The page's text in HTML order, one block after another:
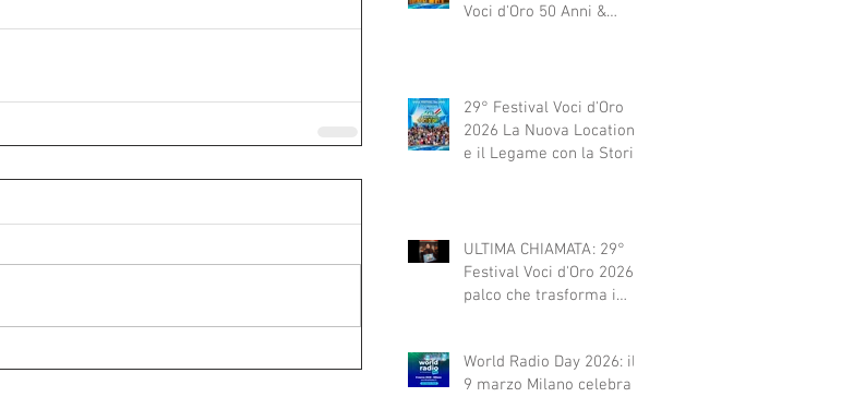
Voci d'Oro 50 Anni &
29° Festival Voci d'Oro
2026 La Nuova Location
e il Legame con la Storia
ULTIMA CHIAMATA: 29°
Festival Voci d'Oro 2026 Il
palco che trasforma i
World Radio Day 2026: il
9 marzo Milano celebra